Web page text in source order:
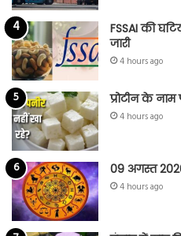
FSSAI की
जारी
4 hours ago
प्रोटीन के
4 hours ago
09 अगस्त
4 hours ago